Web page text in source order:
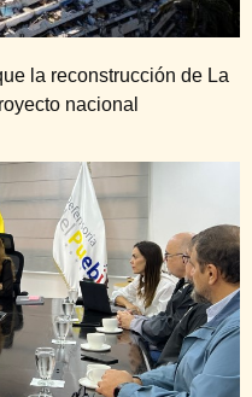
la reconstrucción de La
nacional